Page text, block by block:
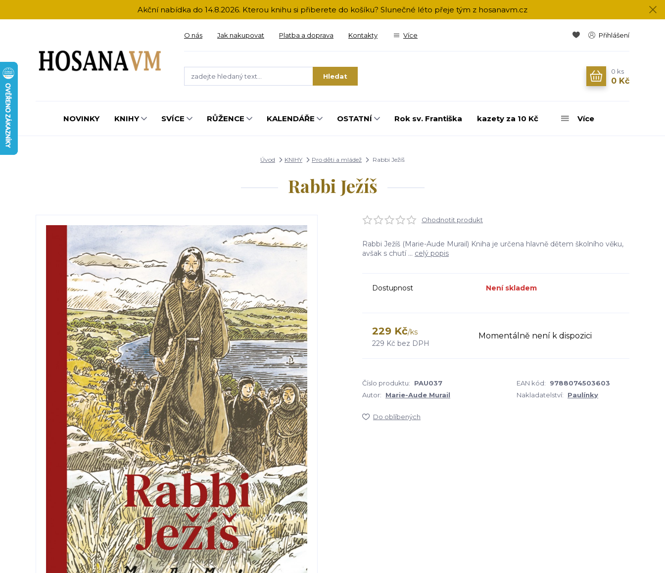
Akční nabídka do 14.8.2026. Kterou knihu si přiberete do košíku? Slunečné léto přeje tým z hosanavm.cz
O nás Jak nakupovat Platba a doprava Kontakty Více Přihlášení
Hledat
0 ks
0 Kč
NOVINKY KNIHY SVÍCE RŮŽENCE KALENDÁŘE OSTATNÍ Rok sv. Františka kazety za 10 Kč Více
Úvod KNIHY Pro děti a mládež Rabbi Ježíš
Rabbi Ježíš
Ohodnotit produkt
Rabbi Ježíš (Marie-Aude Murail) Kniha je určena hlavně dětem školního věku,
avšak s chutí ... celý popis
Dostupnost Není skladem
229 Kč/ks
229 Kč bez DPH
Momentálně není k dispozici
Číslo produktu: PAU037 EAN kód:
9788074503603
Autor:
Marie-Aude Murail Nakladatelství: Paulínky
Do oblíbených